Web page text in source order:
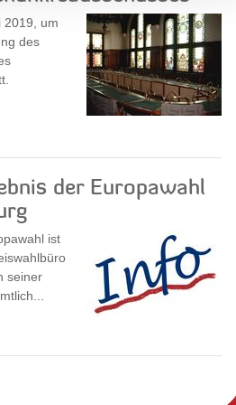
2019, um
des
der Europawahl
ist
seiner